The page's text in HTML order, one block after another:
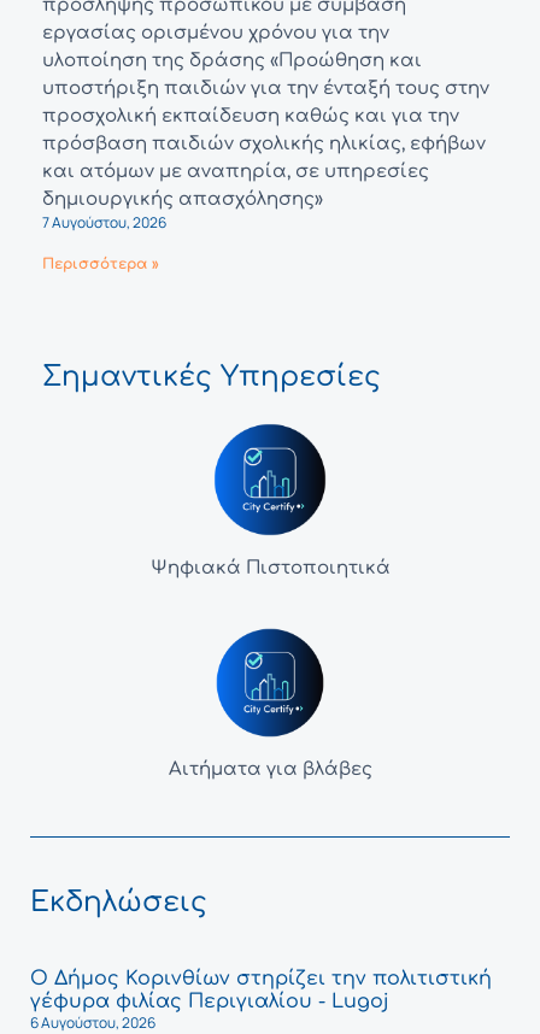
πρόσληψης προσωπικού με σύμβαση
εργασίας ορισμένου χρόνου για την
υλοποίηση της δράσης «Προώθηση και
υποστήριξη παιδιών για την ένταξή τους στην
προσχολική εκπαίδευση καθώς και για την
πρόσβαση παιδιών σχολικής ηλικίας, εφήβων
και ατόμων με αναπηρία, σε υπηρεσίες
δημιουργικής απασχόλησης»
7 Αυγούστου, 2026
Περισσότερα »
Σημαντικές Υπηρεσίες
Ψηφιακά Πιστοποιητικά
Αιτήματα για βλάβες
Εκδηλώσεις
Ο Δήμος Κορινθίων στηρίζει την πολιτιστική
γέφυρα φιλίας Περιγιαλίου - Lugoj
6 Αυγούστου, 2026